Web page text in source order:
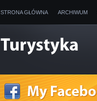
STRONA GŁÓWNA ARCHIWUM